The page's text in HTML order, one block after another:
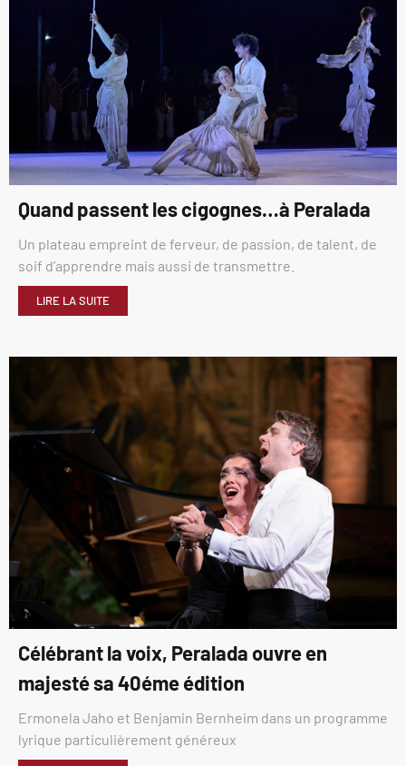
Quand passent les cigognes…à Peralada
Un plateau empreint de ferveur, de passion, de talent, de
soif d’apprendre mais aussi de transmettre.
LIRE LA SUITE
Célébrant la voix, Peralada ouvre en
majesté sa 40éme édition
Ermonela Jaho et Benjamin Bernheim dans un programme
lyrique particulièrement généreux